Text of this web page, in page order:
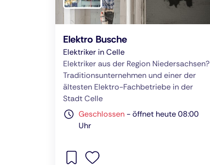
Elektro Busche
Elektriker in Celle
Elektriker aus der Region Niedersachsen?
Traditionsunternehmen und einer der
ältesten Elektro-Fachbetriebe in der
Stadt Celle
Geschlossen -öffnet heute 08:00
Uhr